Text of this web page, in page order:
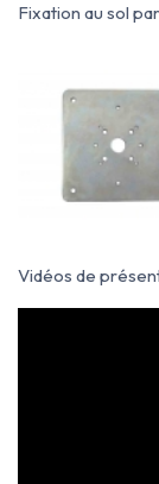
Fixation au sol
Vidéos de